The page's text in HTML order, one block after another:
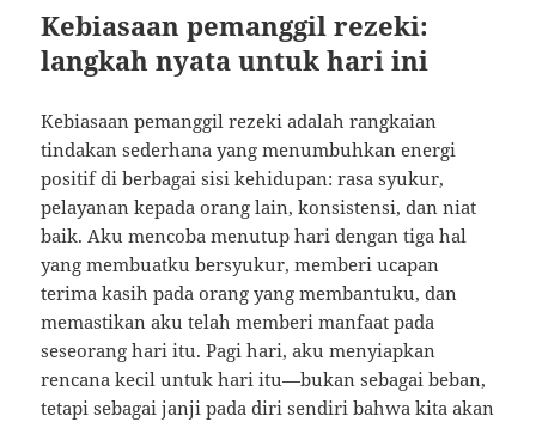
Kebiasaan pemanggil rezeki:
langkah nyata untuk hari ini
Kebiasaan pemanggil rezeki adalah rangkaian
tindakan sederhana yang menumbuhkan energi
positif di berbagai sisi kehidupan: rasa syukur,
pelayanan kepada orang lain, konsistensi, dan niat
baik. Aku mencoba menutup hari dengan tiga hal
yang membuatku bersyukur, memberi ucapan
terima kasih pada orang yang membantuku, dan
memastikan aku telah memberi manfaat pada
seseorang hari itu. Pagi hari, aku menyiapkan
rencana kecil untuk hari itu—bukan sebagai beban,
tetapi sebagai janji pada diri sendiri bahwa kita akan